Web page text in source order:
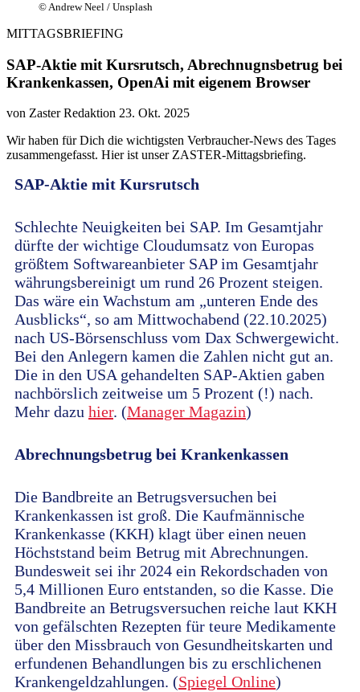
© Andrew Neel / Unsplash
MITTAGSBRIEFING
SAP-Aktie mit Kursrutsch, Abrechnugnsbetrug bei
Krankenkassen, OpenAi mit eigenem Browser
von Zaster Redaktion 23. Okt. 2025
Wir haben für Dich die wichtigsten Verbraucher-News des Tages
zusammengefasst. Hier ist unser ZASTER-Mittagsbriefing.
SAP-Aktie mit Kursrutsch
Schlechte Neuigkeiten bei SAP. Im Gesamtjahr
dürfte der wichtige Cloudumsatz von Europas
größtem Softwareanbieter SAP im Gesamtjahr
währungsbereinigt um rund 26 Prozent steigen.
Das wäre ein Wachstum am „unteren Ende des
Ausblicks“, so am Mittwochabend (22.10.2025)
nach US-Börsenschluss vom Dax Schwergewicht.
Bei den Anlegern kamen die Zahlen nicht gut an.
Die in den USA gehandelten SAP-Aktien gaben
nachbörslich zeitweise um 5 Prozent (!) nach.
Mehr dazu hier. (Manager Magazin)
Abrechnungsbetrug bei Krankenkassen
Die Bandbreite an Betrugsversuchen bei
Krankenkassen ist groß. Die Kaufmännische
Krankenkasse (KKH) klagt über einen neuen
Höchststand beim Betrug mit Abrechnungen.
Bundesweit sei ihr 2024 ein Rekordschaden von
5,4 Millionen Euro entstanden, so die Kasse. Die
Bandbreite an Betrugsversuchen reiche laut KKH
von gefälschten Rezepten für teure Medikamente
über den Missbrauch von Gesundheitskarten und
erfundenen Behandlungen bis zu erschlichenen
Krankengeldzahlungen. (Spiegel Online)